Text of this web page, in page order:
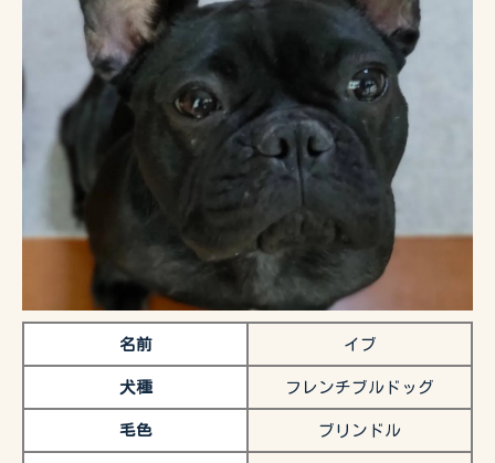
名前 イブ
犬種 フレンチブルドッグ
毛色 ブリンドル